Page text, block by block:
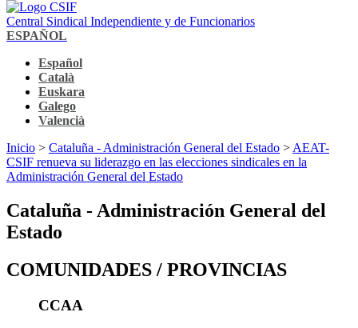
Central Sindical Independiente y de Funcionarios
ESPAÑOL
Español
Català
Euskara
Galego
Valencià
Inicio > Cataluña - Administración General del Estado > AEAT-
CSIF renueva su liderazgo en las elecciones sindicales en la
Administración General del Estado
Cataluña - Administración General del
Estado
COMUNIDADES / PROVINCIAS
CCAA